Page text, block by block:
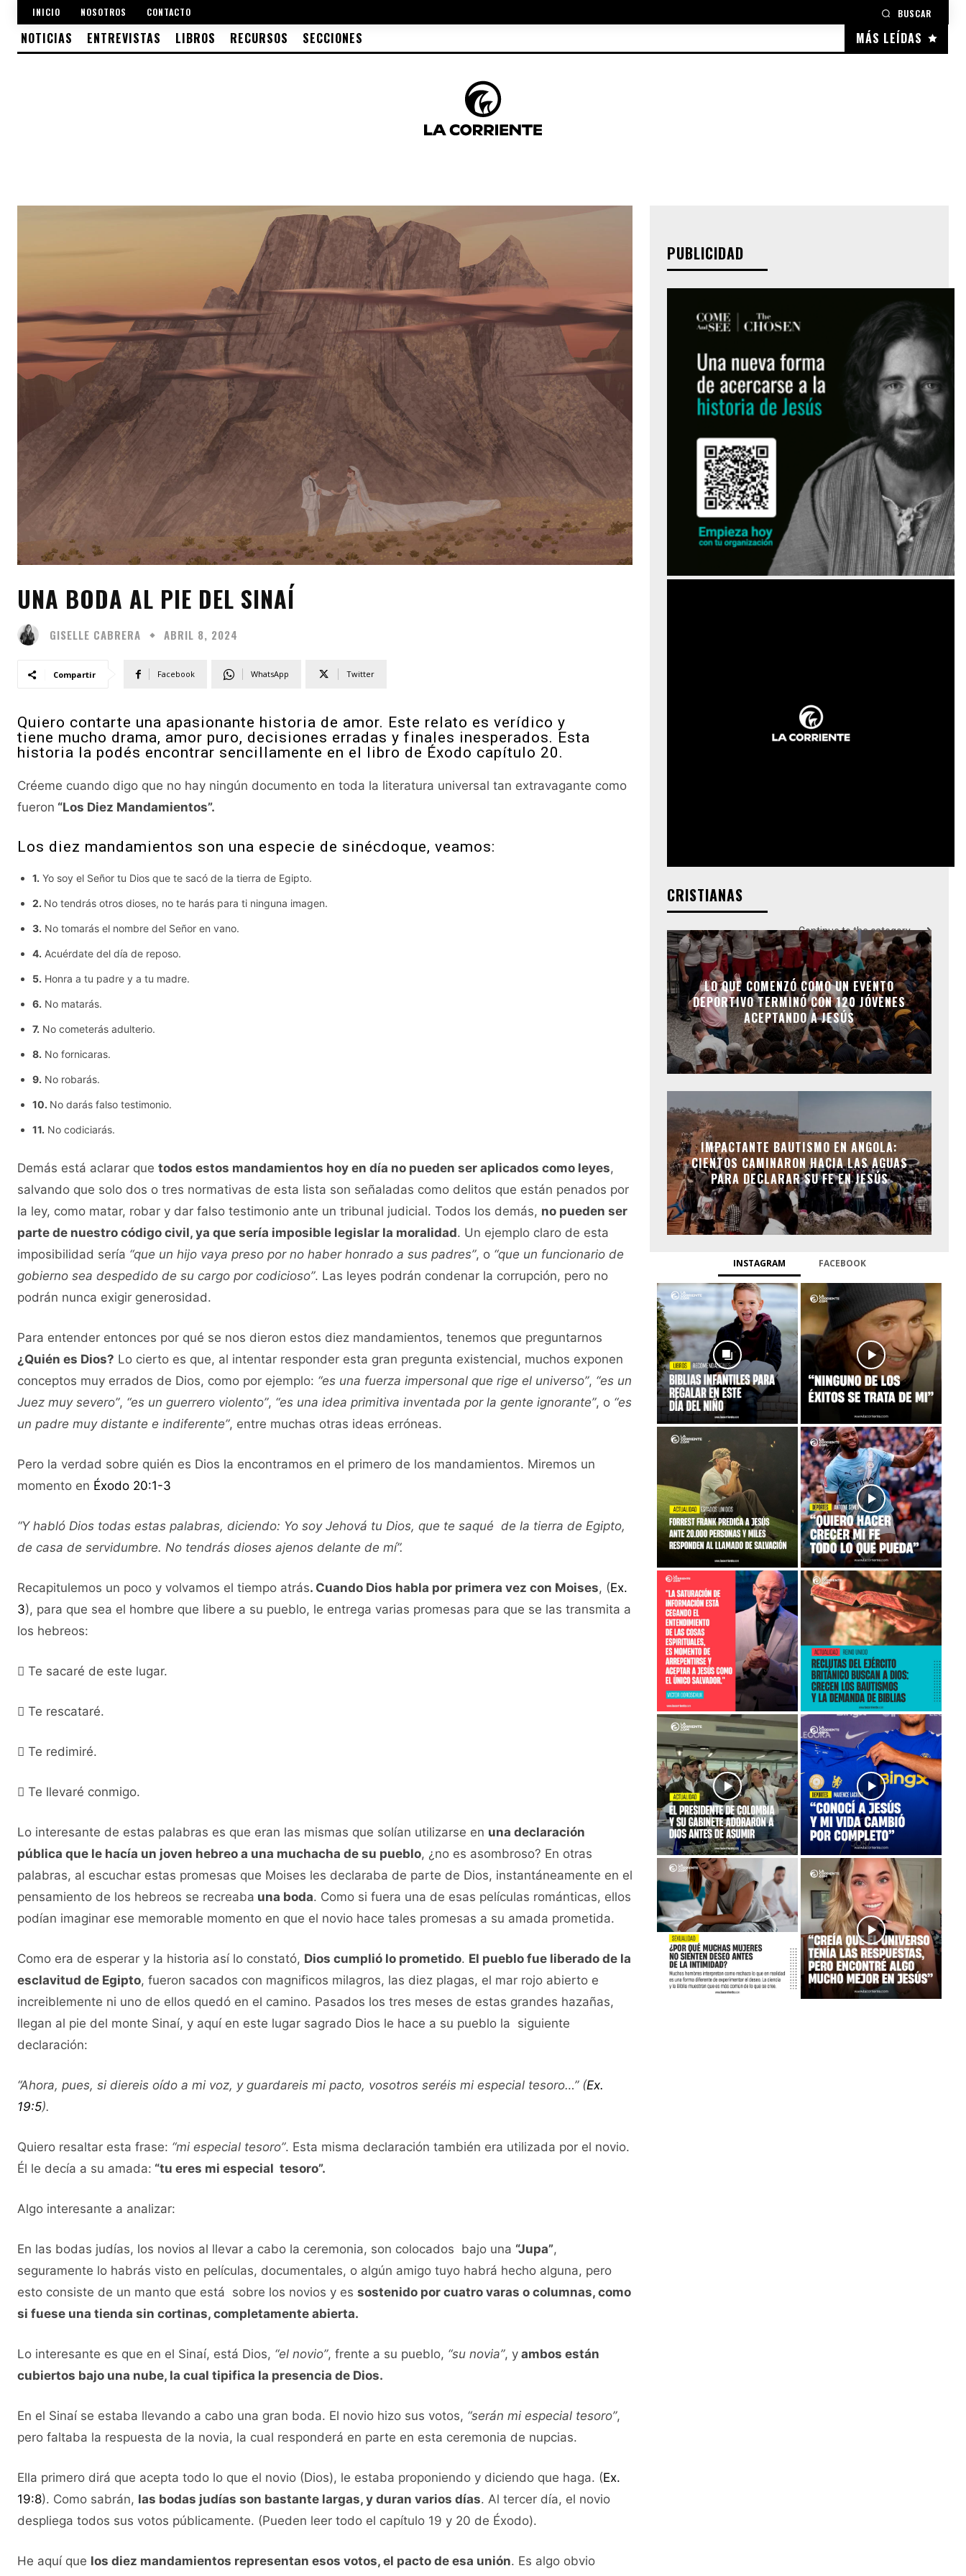
INICIO NOSOTROS CONTACTO BUSCAR
MÁS LEÍDAS
NOTICIAS ENTREVISTAS LIBROS RECURSOS SECCIONES
UNA BODA AL PIE DEL SINAÍ
GISELLE CABRERA ABRIL 8, 2024
Compartir Facebook Twitter
WhatsApp
Quiero contarte una apasionante historia de amor. Este relato es verídico y
tiene mucho drama, amor puro, decisiones erradas y finales inesperados. Esta
historia la podés encontrar sencillamente en el libro de Éxodo capítulo 20.
Créeme cuando digo que no hay ningún documento en toda la literatura universal tan extravagante como
fueron “Los Diez Mandamientos”.
Los diez mandamientos son una especie de sinécdoque, veamos:
1. Yo soy el Señor tu Dios que te sacó de la tierra de Egipto.
2. No tendrás otros dioses, no te harás para ti ninguna imagen.
3. No tomarás el nombre del Señor en vano.
4. Acuérdate del día de reposo.
5. Honra a tu padre y a tu madre.
6. No matarás.
7. No cometerás adulterio.
8. No fornicaras.
9. No robarás.
10. No darás falso testimonio.
11. No codiciarás.
Demás está aclarar que todos estos mandamientos hoy en día no pueden ser aplicados como leyes,
salvando que solo dos o tres normativas de esta lista son señaladas como delitos que están penados por
la ley, como matar, robar y dar falso testimonio ante un tribunal judicial. Todos los demás, no pueden ser
parte de nuestro código civil, ya que sería imposible legislar la moralidad. Un ejemplo claro de esta
imposibilidad sería “que un hijo vaya preso por no haber honrado a sus padres”, o “que un funcionario de
gobierno sea despedido de su cargo por codicioso”. Las leyes podrán condenar la corrupción, pero no
podrán nunca exigir generosidad.
Para entender entonces por qué se nos dieron estos diez mandamientos, tenemos que preguntarnos
¿Quién es Dios? Lo cierto es que, al intentar responder esta gran pregunta existencial, muchos exponen
conceptos muy errados de Dios, como por ejemplo: “es una fuerza impersonal que rige el universo”, “es un
Juez muy severo”, “es un guerrero violento”, “es una idea primitiva inventada por la gente ignorante”, o “es
un padre muy distante e indiferente”, entre muchas otras ideas erróneas.
Pero la verdad sobre quién es Dios la encontramos en el primero de los mandamientos. Miremos un
momento en Éxodo 20:1-3
“Y habló Dios todas estas palabras, diciendo: Yo soy Jehová tu Dios, que te saqué de la tierra de Egipto,
de casa de servidumbre. No tendrás dioses ajenos delante de mí”.
Recapitulemos un poco y volvamos el tiempo atrás. Cuando Dios habla por primera vez con Moises, (Ex.
3), para que sea el hombre que libere a su pueblo, le entrega varias promesas para que se las transmita a
los hebreos:
 Te sacaré de este lugar.
 Te rescataré.
 Te redimiré.
 Te llevaré conmigo.
Lo interesante de estas palabras es que eran las mismas que solían utilizarse en una declaración
pública que le hacía un joven hebreo a una muchacha de su pueblo, ¿no es asombroso? En otras
palabras, al escuchar estas promesas que Moises les declaraba de parte de Dios, instantáneamente en el
pensamiento de los hebreos se recreaba una boda. Como si fuera una de esas películas románticas, ellos
podían imaginar ese memorable momento en que el novio hace tales promesas a su amada prometida.
Como era de esperar y la historia así lo constató, Dios cumplió lo prometido. El pueblo fue liberado de la
esclavitud de Egipto, fueron sacados con magnificos milagros, las diez plagas, el mar rojo abierto e
increiblemente ni uno de ellos quedó en el camino. Pasados los tres meses de estas grandes hazañas,
llegan al pie del monte Sinaí, y aquí en este lugar sagrado Dios le hace a su pueblo la siguiente
declaración:
“Ahora, pues, si diereis oído a mi voz, y guardareis mi pacto, vosotros seréis mi especial tesoro…” (Ex.
19:5).
Quiero resaltar esta frase: “mi especial tesoro”. Esta misma declaración también era utilizada por el novio.
Él le decía a su amada: “tu eres mi especial tesoro”.
Algo interesante a analizar:
En las bodas judías, los novios al llevar a cabo la ceremonia, son colocados bajo una “Jupa”,
seguramente lo habrás visto en películas, documentales, o algún amigo tuyo habrá hecho alguna, pero
esto consiste de un manto que está sobre los novios y es sostenido por cuatro varas o columnas, como
si fuese una tienda sin cortinas, completamente abierta.
Lo interesante es que en el Sinaí, está Dios, “el novio”, frente a su pueblo, “su novia”, y ambos están
cubiertos bajo una nube, la cual tipifica la presencia de Dios.
En el Sinaí se estaba llevando a cabo una gran boda. El novio hizo sus votos, “serán mi especial tesoro”,
pero faltaba la respuesta de la novia, la cual responderá en parte en esta ceremonia de nupcias.
Ella primero dirá que acepta todo lo que el novio (Dios), le estaba proponiendo y diciendo que haga. (Ex.
19:8). Como sabrán, las bodas judías son bastante largas, y duran varios días. Al tercer día, el novio
despliega todos sus votos públicamente. (Pueden leer todo el capítulo 19 y 20 de Éxodo).
He aquí que los diez mandamientos representan esos votos, el pacto de esa unión. Es algo obvio
PUBLICIDAD
CRISTIANAS
Continue to the category
LO QUE COMENZÓ COMO UN EVENTO
DEPORTIVO TERMINÓ CON 120 JÓVENES
ACEPTANDO A JESÚS
IMPACTANTE BAUTISMO EN ANGOLA:
CIENTOS CAMINARON HACIA LAS AGUAS
PARA DECLARAR SU FE EN JESÚS
INSTAGRAM FACEBOOK